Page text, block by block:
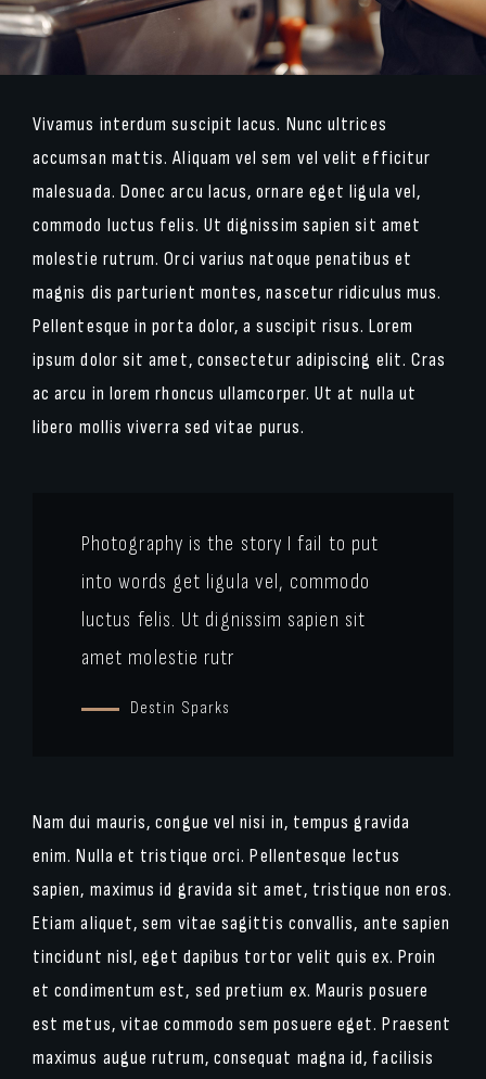
Vivamus interdum suscipit lacus. Nunc ultrices
accumsan mattis. Aliquam vel sem vel velit efficitur
malesuada. Donec arcu lacus, ornare eget ligula vel,
commodo luctus felis. Ut dignissim sapien sit amet
molestie rutrum. Orci varius natoque penatibus et
magnis dis parturient montes, nascetur ridiculus mus.
Pellentesque in porta dolor, a suscipit risus. Lorem
ipsum dolor sit amet, consectetur adipiscing elit. Cras
ac arcu in lorem rhoncus ullamcorper. Ut at nulla ut
libero mollis viverra sed vitae purus.
Photography is the story I fail to put
into words get ligula vel, commodo
luctus felis. Ut dignissim sapien sit
amet molestie rutr
Destin Sparks
Nam dui mauris, congue vel nisi in, tempus gravida
enim. Nulla et tristique orci. Pellentesque lectus
sapien, maximus id gravida sit amet, tristique non eros.
Etiam aliquet, sem vitae sagittis convallis, ante sapien
tincidunt nisl, eget dapibus tortor velit quis ex. Proin
et condimentum est, sed pretium ex. Mauris posuere
est metus, vitae commodo sem posuere eget. Praesent
maximus augue rutrum, consequat magna id, facilisis